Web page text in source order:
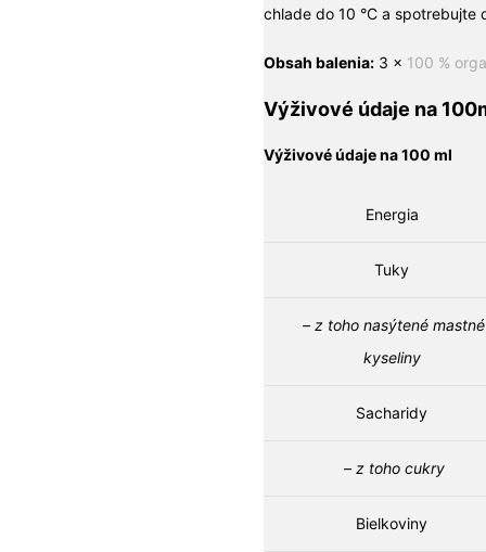
chlade do 10 °C a spotrebujte
Obsah balenia:3 x 100 %
Výživové údaje na
Výživové údaje na 100 ml
Energia
Tuky
– z toho nasýtené mastné
kyseliny
Sacharidy
– z toho cukry
Bielkoviny